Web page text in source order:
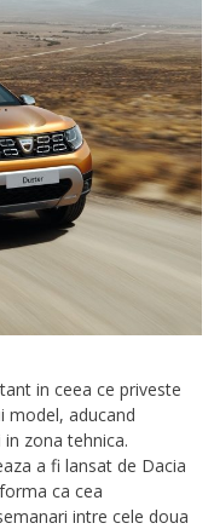
in ceea ce priveste
model, aducand
zona tehnica.
a fi lansat de Dacia
ca cea
intre cele doua